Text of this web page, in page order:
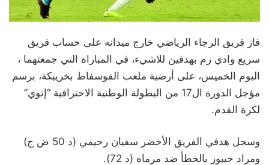
فاز فريق الرجاء الرياضي خارج ميدانه على حساب فريق
سريع وادي زم بهدفين للاشيء، في المباراة التي جمعتهما ،
اليوم الخميس، على أرضية ملعب الفوسفاط بخريبكة، برسم
مؤجل الدورة ال17 من البطولة الوطنية الاحترافية “إنوي”
لكرة القدم.
وسجل هدفي الفريق الأخضر سفيان رحيمي (د 50 ض ج)
ومراد حيبور بالخطأ ضد مرماه (د 72).